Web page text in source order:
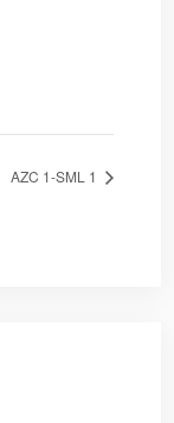
AZC 1-SML 1